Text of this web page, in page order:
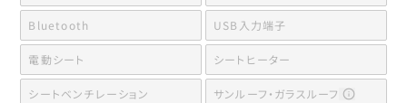
Bluetooth USB入力端子
電動シート シートヒーター
シートベンチレーション サンルーフ・ガラスルーフ